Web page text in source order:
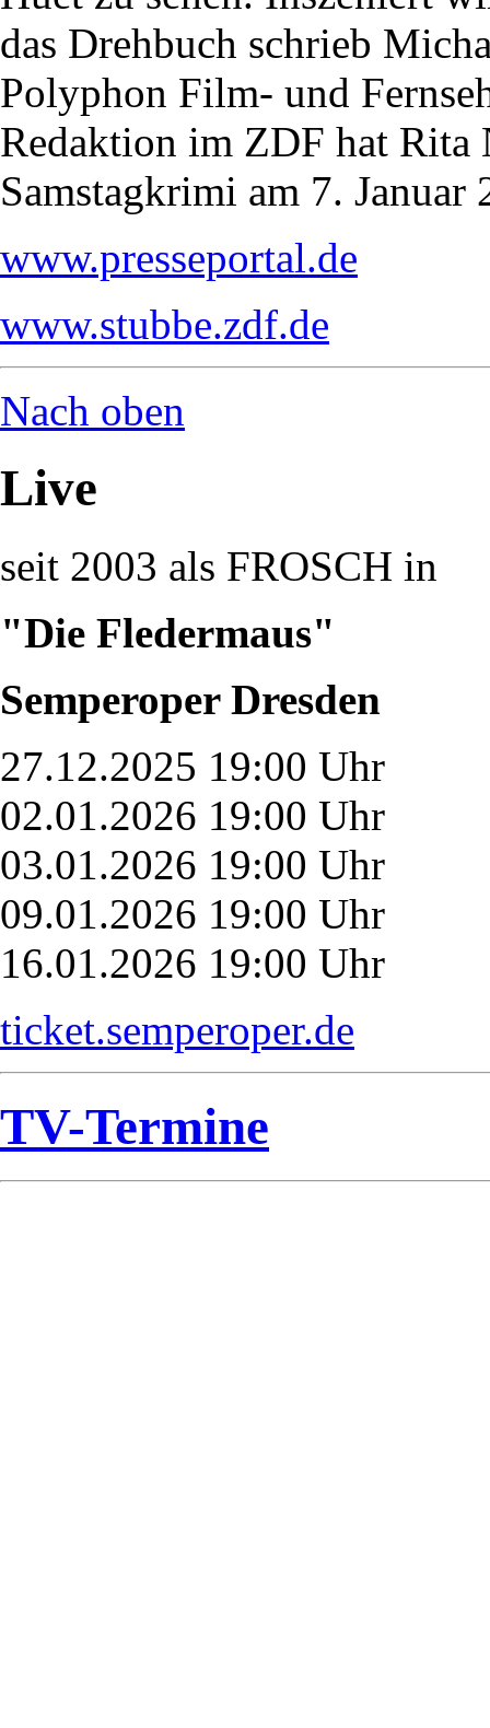
das Drehbuch schrieb
Polyphon Film- und
Redaktion im ZDF hat Rita
Samstagkrimi am 7. Januar
www.presseportal.de
www.stubbe.zdf.de
Nach oben
Live
seit 2003 als FROSCH in
"Die Fledermaus"
Semperoper Dresden
27.12.2025 19:00 Uhr
02.01.2026 19:00 Uhr
03.01.2026 19:00 Uhr
09.01.2026 19:00 Uhr
16.01.2026 19:00 Uhr
ticket.semperoper.de
TV-Termine